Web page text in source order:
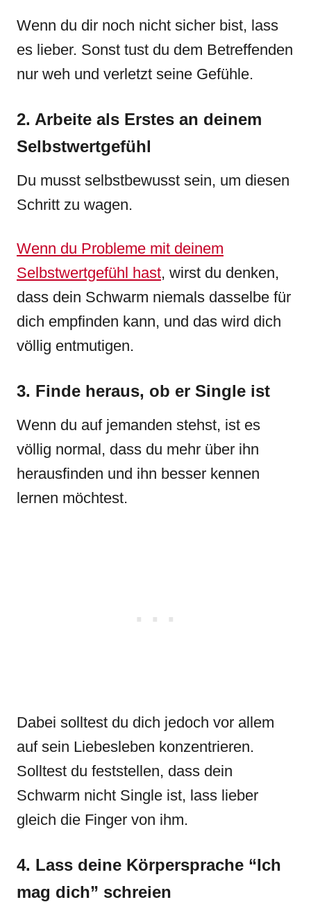
Wenn du dir noch nicht sicher bist, lass
es lieber. Sonst tust du dem Betreffenden
nur weh und verletzt seine Gefühle.
2. Arbeite als Erstes an deinem
Selbstwertgefühl
Du musst selbstbewusst sein, um diesen
Schritt zu wagen.
Wenn du Probleme mit deinem
Selbstwertgefühl hast, wirst du denken,
dass dein Schwarm niemals dasselbe für
dich empfinden kann, und das wird dich
völlig entmutigen.
3. Finde heraus, ob er Single ist
Wenn du auf jemanden stehst, ist es
völlig normal, dass du mehr über ihn
herausfinden und ihn besser kennen
lernen möchtest.
Dabei solltest du dich jedoch vor allem
auf sein Liebesleben konzentrieren.
Solltest du feststellen, dass dein
Schwarm nicht Single ist, lass lieber
gleich die Finger von ihm.
4. Lass deine Körpersprache “Ich
mag dich” schreien